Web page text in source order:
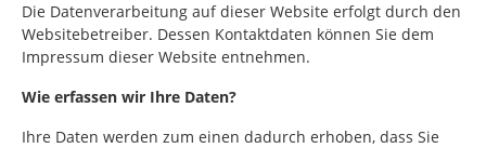
Die Datenverarbeitung auf dieser Website erfolgt durch den
Websitebetreiber. Dessen Kontaktdaten können Sie dem
Impressum dieser Website entnehmen.
Wie erfassen wir Ihre Daten?
Ihre Daten werden zum einen dadurch erhoben, dass Sie